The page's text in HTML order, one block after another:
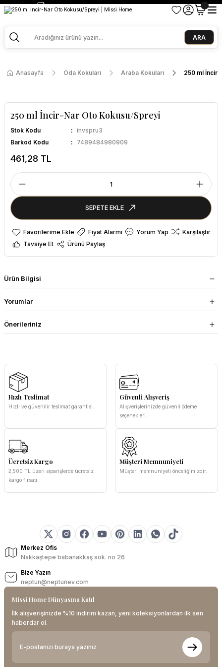
2500 TL ve Üzeri Alışverişlerde Kargo Bedava!
ARA
Anasayfa Oda Kokuları Araba Kokuları 250 ml
250 ml İncir-Nar Oto Kokusu/Spreyi
Stok Kodu
invspru3
Barkod Kodu
7489484980909
461,28 TL
SEPETE EKLE
Fiyat Alarmı Yorum Yap
Karşılaştır
Tavsiye Et
Ürünü Paylaş
Ürün Bilgisi
Yorumlar
Önerileriniz
Hızlı Teslimat
Hızlı ve güvenilir teslimat garantisi.
Güvenli Alışveriş
Alışverişlerinizde güvenli ödeme
seçenekleri.
Ücretsiz Kargo
2,500 TL üzeri siparişlerde ücretsiz
kargo fırsatı.
Müşteri Memnuniyeti
Müşteri memnuniyeti önceliğimizdir.
Merkez Ofis
Nakkaştepe babanakkaş sok. no 26
Bize Yazın
neptun@neptunev.com
Missi Home Dünyasına Katıl
İlk alışverişinizde %10 indirim kazan, yeni koleksiyonlardan ilk sen
haberdar ol.